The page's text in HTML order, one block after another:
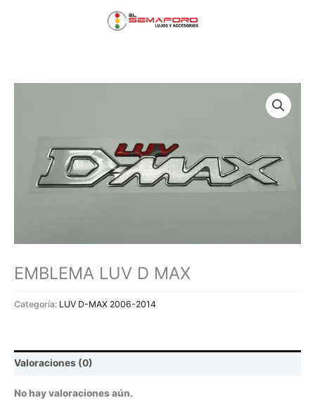
Menú
EMBLEMA LUV D MAX
Categoría: LUV D-MAX 2006-2014
Valoraciones (0)
No hay valoraciones aún.